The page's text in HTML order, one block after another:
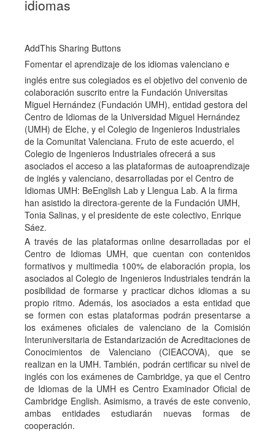
idiomas
AddThis Sharing Buttons
Fomentar el aprendizaje de los idiomas valenciano e
inglés entre sus colegiados es el objetivo del convenio de
colaboración suscrito entre la Fundación Universitas
Miguel Hernández (Fundación UMH), entidad gestora del
Centro de Idiomas de la Universidad Miguel Hernández
(UMH) de Elche, y el Colegio de Ingenieros Industriales
de la Comunitat Valenciana. Fruto de este acuerdo, el
Colegio de Ingenieros Industriales ofrecerá a sus
asociados el acceso a las plataformas de autoaprendizaje
de inglés y valenciano, desarrolladas por el Centro de
Idiomas UMH: BeEnglish Lab y Llengua Lab. A la firma
han asistido la directora-gerente de la Fundación UMH,
Tonia Salinas, y el presidente de este colectivo, Enrique
Sáez.
A través de las plataformas online desarrolladas por el
Centro de Idiomas UMH, que cuentan con contenidos
formativos y multimedia 100% de elaboración propia, los
asociados al Colegio de Ingenieros Industriales tendrán la
posibilidad de formarse y practicar dichos idiomas a su
propio ritmo. Además, los asociados a esta entidad que
se formen con estas plataformas podrán presentarse a
los exámenes oficiales de valenciano de la Comisión
Interuniversitaria de Estandarización de Acreditaciones de
Conocimientos de Valenciano (CIEACOVA), que se
realizan en la UMH. También, podrán certificar su nivel de
inglés con los exámenes de Cambridge, ya que el Centro
de Idiomas de la UMH es Centro Examinador Oficial de
Cambridge English. Asimismo, a través de este convenio,
ambas entidades estudiarán nuevas formas de
cooperación.